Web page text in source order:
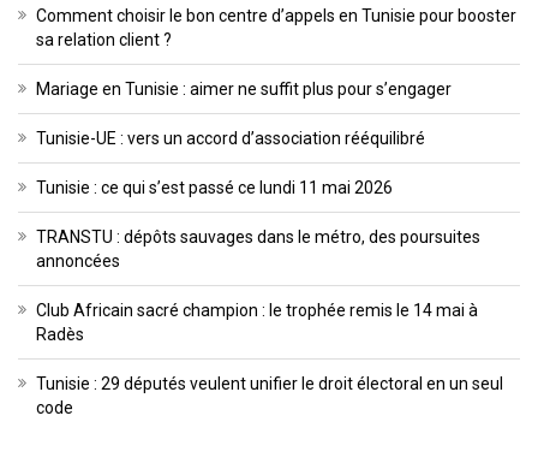
Comment choisir le bon centre d’appels en Tunisie pour booster
sa relation client ?
Mariage en Tunisie : aimer ne suffit plus pour s’engager
Tunisie-UE : vers un accord d’association rééquilibré
Tunisie : ce qui s’est passé ce lundi 11 mai 2026
TRANSTU : dépôts sauvages dans le métro, des poursuites
annoncées
Club Africain sacré champion : le trophée remis le 14 mai à
Radès
Tunisie : 29 députés veulent unifier le droit électoral en un seul
code